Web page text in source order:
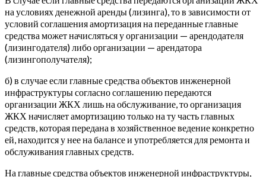
на условиях денежной аренды (лизинга), то в зависимости от
условий соглашения амортизация на переданные главные
средства может начисляться у организации — арендодателя
(лизингодателя) либо организации — арендатора
(лизингополучателя);
б) в случае если главные средства объектов инженерной
инфраструктуры согласно соглашению передаются
организации ЖКХ лишь на обслуживание, то организация
ЖКХ начисляет амортизацию только на ту часть главных
средств, которая передана в хозяйственное ведение конкретно
ей, находится у нее на балансе и употребляется для ремонта и
обслуживания главных средств.
На главные средства объектов инженерной инфраструктуры,